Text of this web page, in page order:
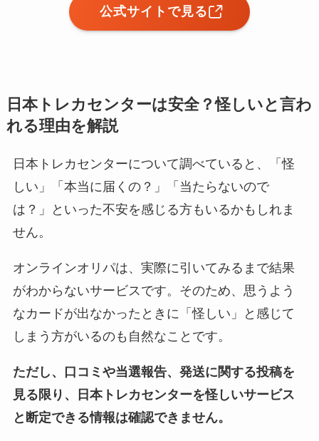
公式サイトで見る
日本トレカセンターは安全？怪しいと言わ
れる理由を解説
日本トレカセンターについて調べていると、「怪
しい」「本当に届くの？」「当たらないので
は？」といった不安を感じる方もいるかもしれま
せん。
オンラインオリパは、実際に引いてみるまで結果
がわからないサービスです。そのため、思うよう
なカードが出なかったときに「怪しい」と感じて
しまう方がいるのも自然なことです。
ただし、口コミや当選報告、発送に関する投稿を
見る限り、日本トレカセンターを怪しいサービス
と断定できる情報は確認できません。